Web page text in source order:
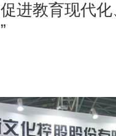
进教育现代